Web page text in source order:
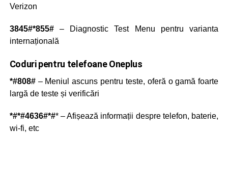
Verizon
3845#*855#– Diagnostic Test Menu pentru varianta
internațională
Coduri pentru telefoane Oneplus
*#808#– Meniul ascuns pentru teste, oferă o gamă foarte
largă de teste și verificări
*#*#4636#*#* – Afișează informații despre telefon, baterie,
wi-fi, etc